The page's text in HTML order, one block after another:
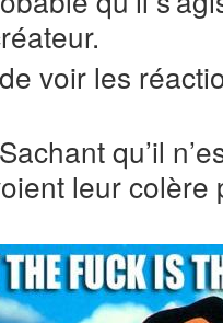
voir les
Sachant qu’il
leur colère